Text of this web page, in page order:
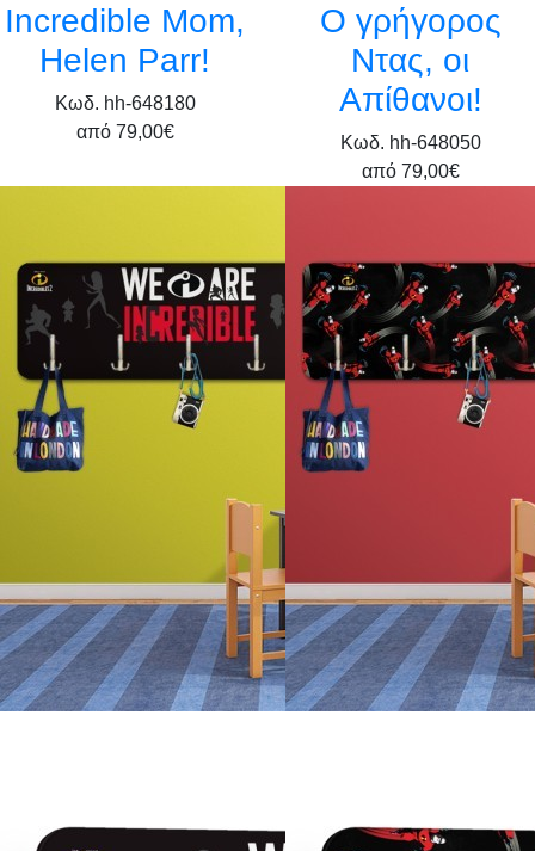
Incredible Mom,
Helen Parr!
Κωδ. hh-648180
από 79,00€
Ο γρήγορος
Ντας, οι
Απίθανοι!
Κωδ. hh-648050
από 79,00€